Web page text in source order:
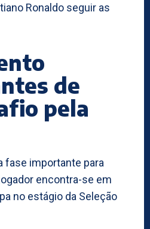
Ronaldo seguir as
de
pela
fase importante para
encontra-se em
no estágio da Seleção